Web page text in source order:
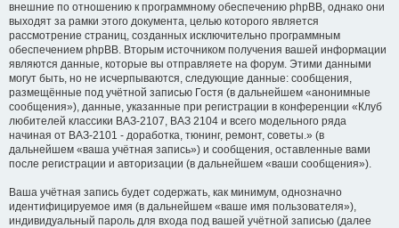
внешние по отношению к программному обеспечению phpBB, однако они
выходят за рамки этого документа, целью которого является
рассмотрение страниц, созданных исключительно программным
обеспечением phpBB. Вторым источником получения вашей информации
являются данные, которые вы отправляете на форум. Этими данными
могут быть, но не исчерпываются, следующие данные: сообщения,
размещённые под учётной записью Гостя (в дальнейшем «анонимные
сообщения»), данные, указанные при регистрации в конференции «Клуб
любителей классики ВАЗ-2107, ВАЗ 2104 и всего модельного ряда
начиная от ВАЗ-2101 - доработка, тюнинг, ремонт, советы.» (в
дальнейшем «ваша учётная запись») и сообщения, оставленные вами
после регистрации и авторизации (в дальнейшем «ваши сообщения»).
Ваша учётная запись будет содержать, как минимум, однозначно
идентифицируемое имя (в дальнейшем «ваше имя пользователя»),
индивидуальный пароль для входа под вашей учётной записью (далее